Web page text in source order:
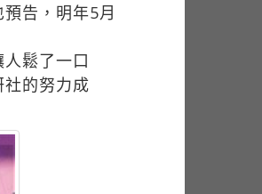
告，明年5月
鬆了一口
的努力成